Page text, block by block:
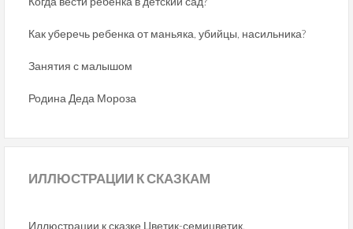
Как уберечь ребенка от маньяка, убийцы, насильника?
Занятия с малышом
Родина Деда Мороза
ИЛЛЮСТРАЦИИ К СКАЗКАМ
Иллюстрации к сказке Цветик-семицветик.